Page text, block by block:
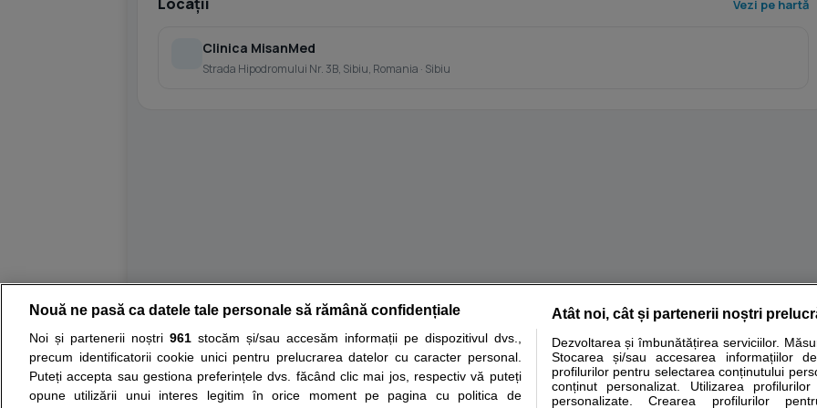
Vezi pe hartă
Clinica MisanMed
Strada Hipodromului Nr. 3B, Sibiu, Romania · Sibiu
Resurse: Autoevaluare simptome Interpretare analize Specialitati medicale
Opiniile avizate ale medicilor, sfaturile si orice alte informatii despre sanatate disponibile pe sfatulmedicului.ro au scop informativ si
nici diagnosticul stabilit in urma investigatiilor si analizelor medicale. Va sfatuim, ca pe langa informatia primita pe sfatulmedicului.ro
ii punem la dispozitie pentru programare in sistemul de programari la medic Clickmed.
Nouă ne pasă ca datele tale personale să rămână confidențiale
Noi și partenerii noștri 961stocăm și/sau accesăm informații pe dispozitivul dvs.,
precum identificatorii cookie unici pentru prelucrarea datelor cu caracter personal.
Puteți accepta sau gestiona preferințele dvs. făcând clic mai jos, respectiv vă puteți
opune utilizării unui interes legitim în orice moment pe pagina cu politica de
Atât noi, cât și partenerii noștri
Dezvoltarea și îmbunătățirea serviciilor.
Stocarea și/sau accesarea informațiilor
profilurilor pentru selectarea conținutului
conținut personalizat. Utilizarea
personalizate. Crearea profilurilor